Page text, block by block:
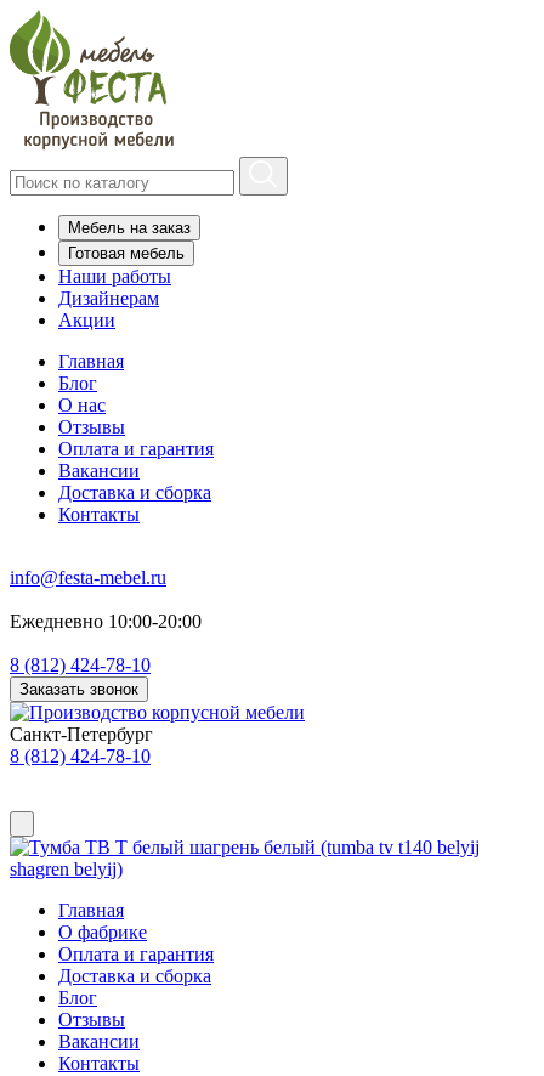
Мебель на заказ
Готовая мебель
Наши работы
Дизайнерам
Акции
Главная
Блог
О нас
Отзывы
Оплата и гарантия
Вакансии
Доставка и сборка
Контакты
info@festa-mebel.ru
Ежедневно 10:00-20:00
8 (812) 424-78-10
Заказать звонок
Санкт-Петербург
8 (812) 424-78-10
Главная
О фабрике
Оплата и гарантия
Доставка и сборка
Блог
Отзывы
Вакансии
Контакты